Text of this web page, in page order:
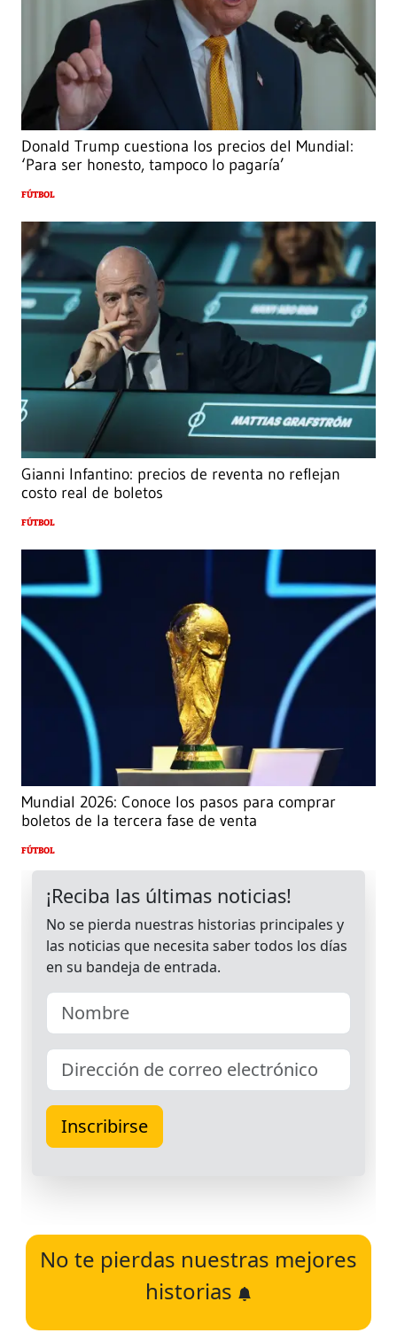
Donald Trump cuestiona los precios del Mundial:
‘Para ser honesto, tampoco lo pagaría’
FÚTBOL
Gianni Infantino: precios de reventa no reflejan
costo real de boletos
FÚTBOL
Mundial 2026: Conoce los pasos para comprar
boletos de la tercera fase de venta
FÚTBOL
No te pierdas nuestras mejores
historias